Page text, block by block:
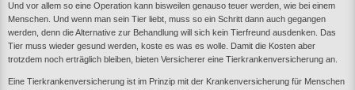
Und vor allem so eine Operation kann bisweilen genauso teuer werden, wie bei einem
Menschen. Und wenn man sein Tier liebt, muss so ein Schritt dann auch gegangen
werden, denn die Alternative zur Behandlung will sich kein Tierfreund ausdenken. Das
Tier muss wieder gesund werden, koste es was es wolle. Damit die Kosten aber
trotzdem noch erträglich bleiben, bieten Versicherer eine Tierkrankenversicherung an.
Eine Tierkrankenversicherung ist im Prinzip mit der Krankenversicherung für Menschen